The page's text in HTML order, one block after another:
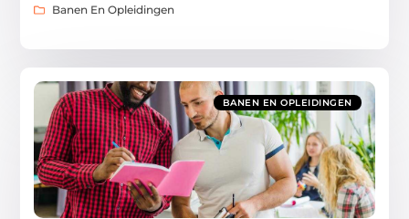
Banen En Opleidingen
BANEN EN OPLEIDINGEN